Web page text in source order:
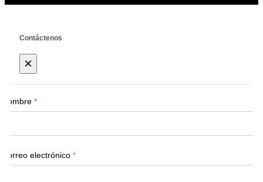
Contáctenos
×
Nombre *
Correo electrónico *